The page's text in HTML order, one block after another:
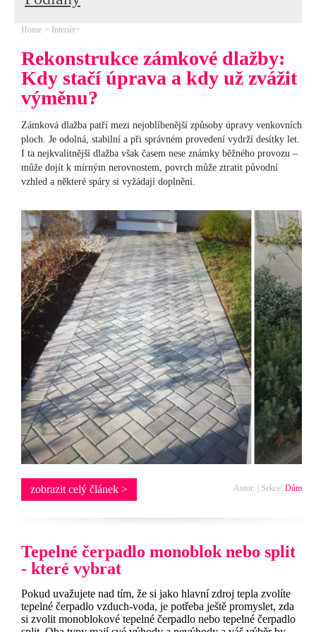
Home Interiér
Rekonstrukce zámkové dlažby:
Kdy stačí úprava a kdy už zvážit
výměnu?
Zámková dlažba patří mezi nejoblíbenější způsoby úpravy venkovních
ploch. Je odolná, stabilní a při správném provedení vydrží desítky let.
I ta nejkvalitnější dlažba však časem nese známky běžného provozu –
může dojít k mírným nerovnostem, povrch může ztratit původní
vzhled a některé spáry si vyžádají doplnění.
zobrazit celý článek > Autor: | Sekce: Dům
Tepelné čerpadlo monoblok nebo split
- které vybrat
Pokud uvažujete nad tím, že si jako hlavní zdroj tepla zvolíte
tepelné čerpadlo vzduch-voda, je potřeba ještě promyslet, zda
si zvolit monoblokové tepelné čerpadlo nebo tepelné čerpadlo